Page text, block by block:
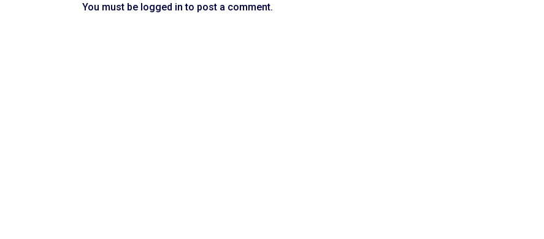
You must be logged in to post a comment.